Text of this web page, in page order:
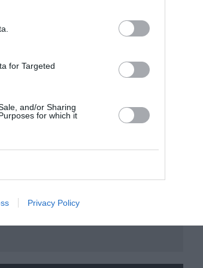
for Targeted
and/or Sharing
for which it
Privacy Policy
Δες εδώ!❯